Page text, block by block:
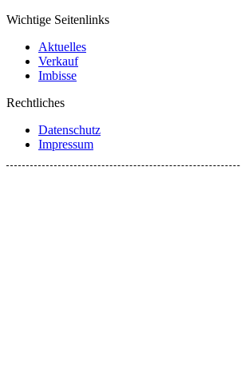
Wichtige Seitenlinks
Aktuelles
Verkauf
Imbisse
Rechtliches
Datenschutz
Impressum